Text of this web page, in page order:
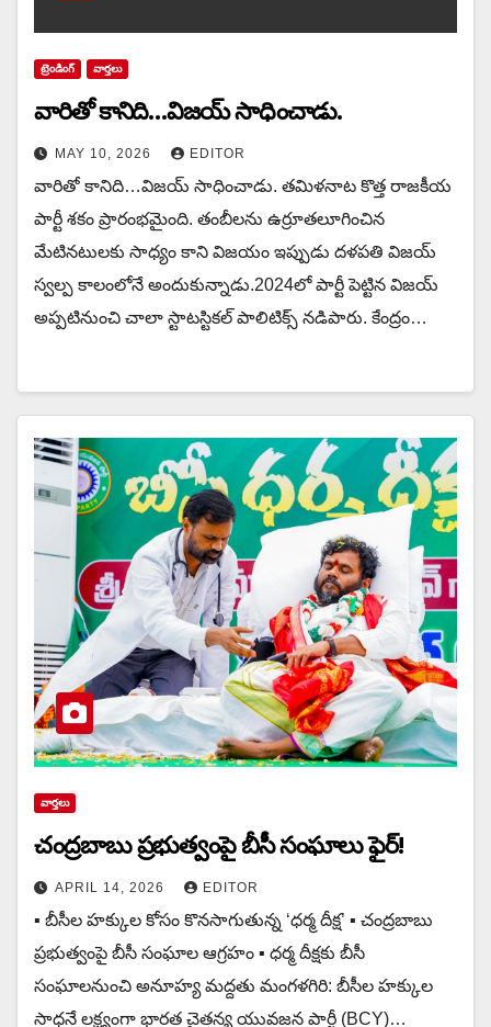
ట్రెండింగ్ వార్త‌లు
వారితో కానిది…విజయ్ సాధించాడు.
MAY 10, 2026 EDITOR
వారితో కానిది…విజయ్ సాధించాడు. త‌మిళ‌నాట కొత్త రాజ‌కీయ
పార్టీ శ‌కం ప్రారంభ‌మైంది. తంబీల‌ను ఉర్రూత‌లూగించిన
మేటిన‌టులకు సాధ్యం కాని విజ‌యం ఇప్పుడు ద‌ళ‌ప‌తి విజ‌య్
స్వ‌ల్ప కాలంలోనే అందుకున్నాడు.2024లో పార్టీ పెట్టిన విజయ్
అప్ప‌టినుంచి చాలా స్టాట‌స్టిక‌ల్ పాలిటిక్స్ న‌డిపారు. కేంద్రం…
వార్త‌లు
చంద్రబాబు ప్రభుత్వంపై బీసీ సంఘాలు ఫైర్!
APRIL 14, 2026 EDITOR
▪️ బీసీల హక్కుల కోసం కొన‌సాగుతున్న‌ ‘ధర్మ దీక్ష’ ▪️ చంద్రబాబు
ప్రభుత్వంపై బీసీ సంఘాల ఆగ్రహం ▪️ ధర్మ దీక్షకు బీసీ
సంఘాలనుంచి అనూహ్య మద్దతు మంగళగిరి: బీసీల హక్కుల
సాధనే లక్ష్యంగా భారత చైతన్య యువజన పార్టీ (BCY)…